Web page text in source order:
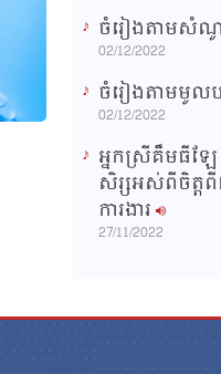
ចំរៀងតាមសំ
02/12/2022
ចំរៀងតាមមូល
02/12/2022
អ្នកស្រីគឹមធីឡ
សិរ្សអស់ពីចិត្តពី
ការងារ
27/11/2022